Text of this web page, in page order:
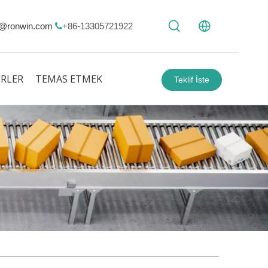
+86-13305721922
TEMAS ETMEK Teklif İste